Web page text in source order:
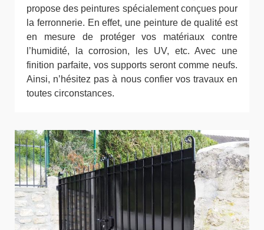
propose des peintures spécialement conçues pour
la ferronnerie. En effet, une peinture de qualité est
en mesure de protéger vos matériaux contre
l’humidité, la corrosion, les UV, etc. Avec une
finition parfaite, vos supports seront comme neufs.
Ainsi, n’hésitez pas à nous confier vos travaux en
toutes circonstances.